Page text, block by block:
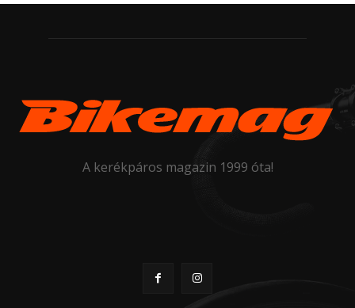
A kerékpáros magazin 1999 óta!